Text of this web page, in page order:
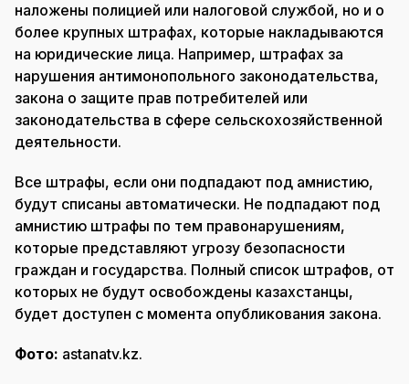
наложены полицией или налоговой службой, но и о
более крупных штрафах, которые накладываются
на юридические лица. Например, штрафах за
нарушения антимонопольного законодательства,
закона о защите прав потребителей или
законодательства в сфере сельскохозяйственной
деятельности.
Все штрафы, если они подпадают под амнистию,
будут списаны автоматически. Не подпадают под
амнистию штрафы по тем правонарушениям,
которые представляют угрозу безопасности
граждан и государства. Полный список штрафов, от
которых не будут освобождены казахстанцы,
будет доступен с момента опубликования закона.
Фото: astanatv.kz.